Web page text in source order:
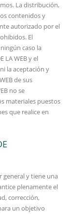
La distribución,
contenidos y
autorizado por el
El
caso la
LA WEB y el
la aceptación y
de sus
no se
materiales puestos
que realice en
general y tiene una
plenamente el
corrección,
un objetivo